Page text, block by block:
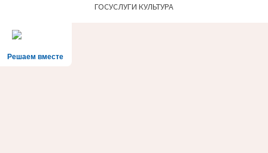
ГОСУСЛУГИ КУЛЬТУРА
Решаем вместе